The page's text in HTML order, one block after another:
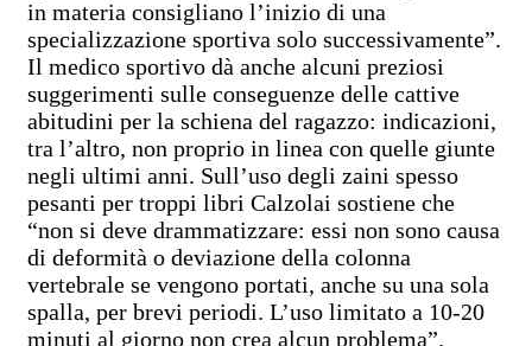
in materia consigliano l’inizio di una
specializzazione sportiva solo successivamente”.
Il medico sportivo dà anche alcuni preziosi
suggerimenti sulle conseguenze delle cattive
abitudini per la schiena del ragazzo: indicazioni,
tra l’altro, non proprio in linea con quelle giunte
negli ultimi anni. Sull’uso degli zaini spesso
pesanti per troppi libri Calzolai sostiene che
“non si deve drammatizzare: essi non sono causa
di deformità o deviazione della colonna
vertebrale se vengono portati, anche su una sola
spalla, per brevi periodi. L’uso limitato a 10-20
minuti al giorno non crea alcun problema”.